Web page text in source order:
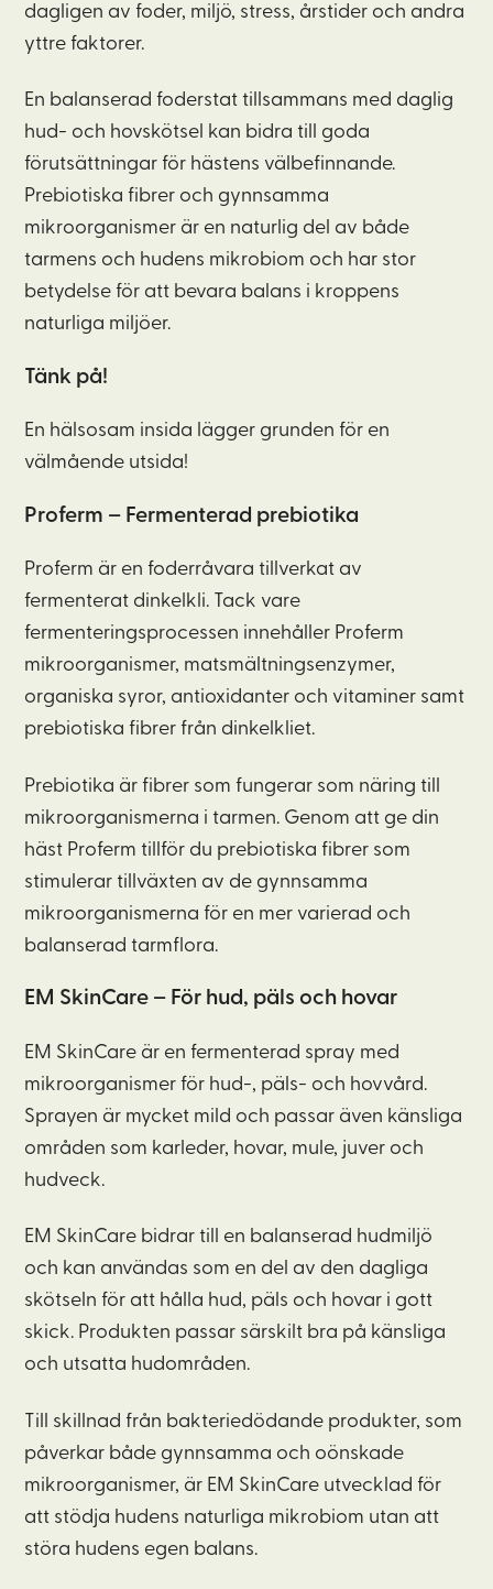
dagligen av foder, miljö, stress, årstider och andra
yttre faktorer.
En balanserad foderstat tillsammans med daglig
hud- och hovskötsel kan bidra till goda
förutsättningar för hästens välbefinnande.
Prebiotiska fibrer och gynnsamma
mikroorganismer är en naturlig del av både
tarmens och hudens mikrobiom och har stor
betydelse för att bevara balans i kroppens
naturliga miljöer.
Tänk på!
En hälsosam insida lägger grunden för en
välmående utsida!
Proferm – Fermenterad prebiotika
Proferm är en foderråvara tillverkat av
fermenterat dinkelkli. Tack vare
fermenteringsprocessen innehåller Proferm
mikroorganismer, matsmältningsenzymer,
organiska syror, antioxidanter och vitaminer samt
prebiotiska fibrer från dinkelkliet.
Prebiotika är fibrer som fungerar som näring till
mikroorganismerna i tarmen. Genom att ge din
häst Proferm tillför du prebiotiska fibrer som
stimulerar tillväxten av de gynnsamma
mikroorganismerna för en mer varierad och
balanserad tarmflora.
EM SkinCare – För hud, päls och hovar
EM SkinCare är en fermenterad spray med
mikroorganismer för hud-, päls- och hovvård.
Sprayen är mycket mild och passar även känsliga
områden som karleder, hovar, mule, juver och
hudveck.
EM SkinCare bidrar till en balanserad hudmiljö
och kan användas som en del av den dagliga
skötseln för att hålla hud, päls och hovar i gott
skick. Produkten passar särskilt bra på känsliga
och utsatta hudområden.
Till skillnad från bakteriedödande produkter, som
påverkar både gynnsamma och oönskade
mikroorganismer, är EM SkinCare utvecklad för
att stödja hudens naturliga mikrobiom utan att
störa hudens egen balans.